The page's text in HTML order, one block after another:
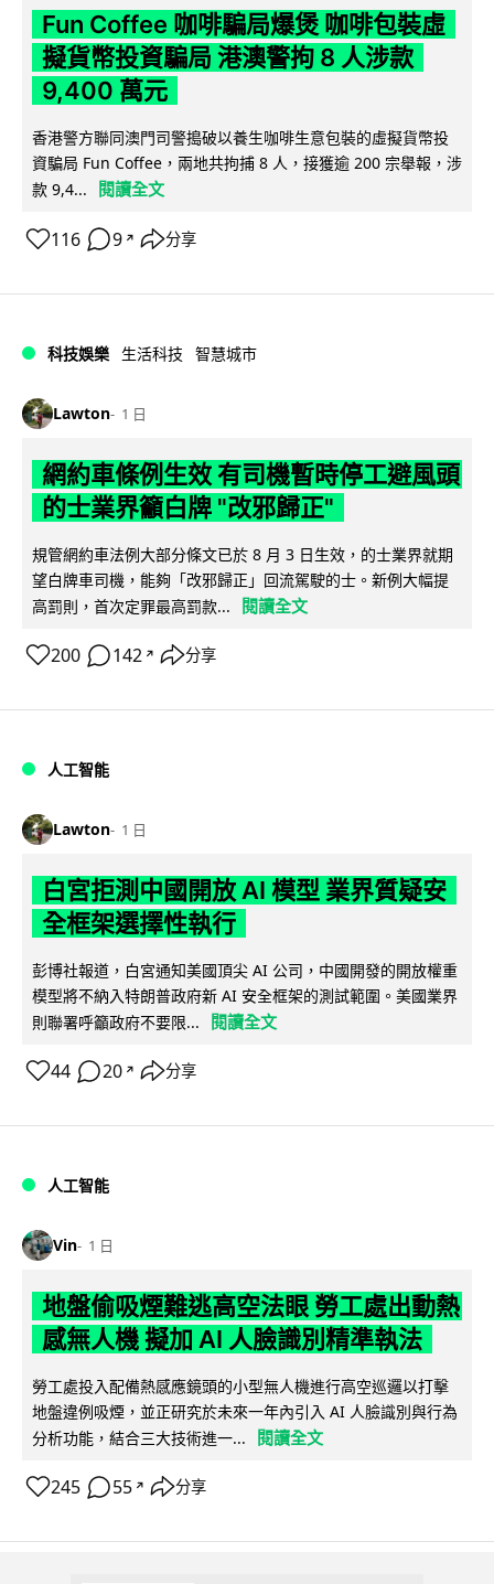
Fun Coffee 咖啡騙局爆煲 咖啡包裝虛
擬貨幣投資騙局 港澳警拘 8 人涉款
9,400 萬元
香港警方聯同澳門司警搗破以養生咖啡生意包裝的虛擬貨幣投
資騙局 Fun Coffee，兩地共拘捕 8 人，接獲逾 200 宗舉報，涉
款 9,4...
閱讀全文
116 9 ↗ 分享
科技娛樂 生活科技 智慧城市
Lawton 1 日
網約車條例生效 有司機暫時停工避風頭
的士業界籲白牌 "改邪歸正"
規管網約車法例大部分條文已於 8 月 3 日生效，的士業界就期
望白牌車司機，能夠「改邪歸正」回流駕駛的士。新例大幅提
高罰則，首次定罪最高罰款...
閱讀全文
200 142 ↗ 分享
人工智能
Lawton 1 日
白宮拒測中國開放 AI 模型 業界質疑安
全框架選擇性執行
彭博社報道，白宮通知美國頂尖 AI 公司，中國開發的開放權重
模型將不納入特朗普政府新 AI 安全框架的測試範圍。美國業界
則聯署呼籲政府不要限...
閱讀全文
44 20 ↗ 分享
人工智能
Vin 1 日
地盤偷吸煙難逃高空法眼 勞工處出動熱
感無人機 擬加 AI 人臉識別精準執法
勞工處投入配備熱感應鏡頭的小型無人機進行高空巡邏以打擊
地盤違例吸煙，並正研究於未來一年內引入 AI 人臉識別與行為
分析功能，結合三大技術進一...
閱讀全文
245 55 ↗ 分享